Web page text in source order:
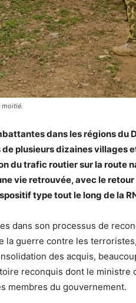
moitié.
dans les régions du
plusieurs dizaines villages
du trafic routier sur la route
vie retrouvée, avec le
type tout le long de la
dans son processus de
la guerre contre les
des acquis,
reconquis dont le ministre
membres du gouvernement.